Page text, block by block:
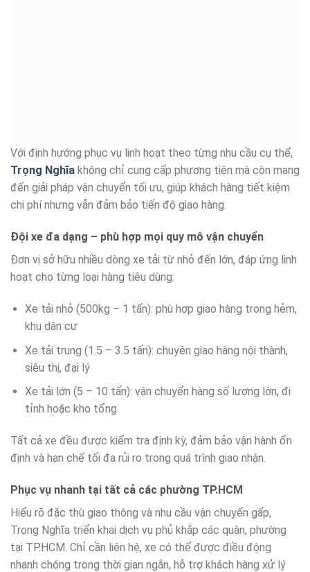
Với định hướng phục vụ linh hoạt theo từng nhu cầu cụ thể,
Trọng Nghĩa không chỉ cung cấp phương tiện mà còn mang
đến giải pháp vận chuyển tối ưu, giúp khách hàng tiết kiệm
chi phí nhưng vẫn đảm bảo tiến độ giao hàng.
Đội xe đa dạng – phù hợp mọi quy mô vận chuyển
Đơn vị sở hữu nhiều dòng xe tải từ nhỏ đến lớn, đáp ứng linh
hoạt cho từng loại hàng tiêu dùng:
Xe tải nhỏ (500kg – 1 tấn): phù hợp giao hàng trong hẻm,
khu dân cư
Xe tải trung (1.5 – 3.5 tấn): chuyên giao hàng nội thành,
siêu thị, đại lý
Xe tải lớn (5 – 10 tấn): vận chuyển hàng số lượng lớn, đi
tỉnh hoặc kho tổng
Tất cả xe đều được kiểm tra định kỳ, đảm bảo vận hành ổn
định và hạn chế tối đa rủi ro trong quá trình giao nhận.
Phục vụ nhanh tại tất cả các phường TP.HCM
Hiểu rõ đặc thù giao thông và nhu cầu vận chuyển gấp,
Trọng Nghĩa triển khai dịch vụ phủ khắp các quận, phường
tại TP.HCM. Chỉ cần liên hệ, xe có thể được điều động
nhanh chóng trong thời gian ngắn, hỗ trợ khách hàng xử lý